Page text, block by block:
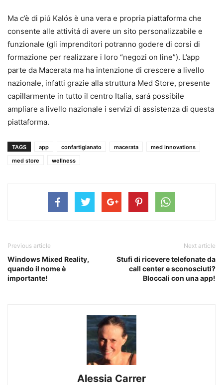
Ma c’è di piú Kalós è una vera e propria piattaforma che
consente alle attivitá di avere un sito personalizzabile e
funzionale (gli imprenditori potranno godere di corsi di
formazione per realizzare i loro “negozi on line”). L’app
parte da Macerata ma ha intenzione di crescere a livello
nazionale, infatti grazie alla struttura Med Store, presente
capillarmente in tutto il centro Italia, sará possibile
ampliare a livello nazionale i servizi di assistenza di questa
piattaforma.
TAGS app confartigianato macerata
med innovations
med store
wellness
Previous article
Windows Mixed Reality,
quando il nome è
importante!
Next article
Stufi di ricevere telefonate da
call center e sconosciuti?
Bloccali con una app!
Alessia Carrer